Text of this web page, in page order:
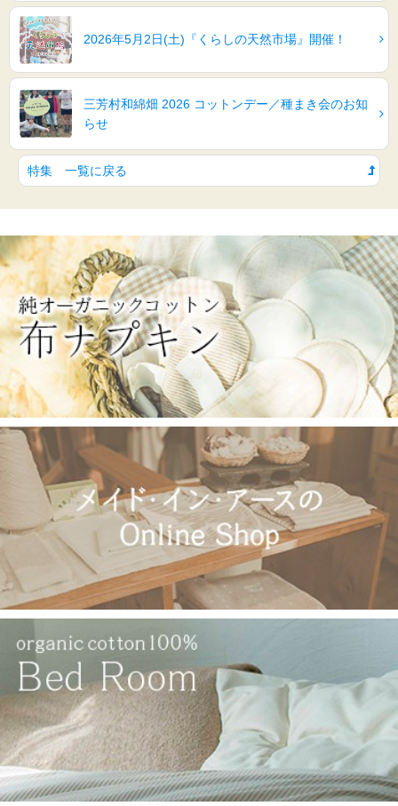
2026年5月2日(土)『くらしの天然市場』開催！
三芳村和綿畑 2026 コットンデー／種まき会のお知
らせ
特集 一覧に戻る